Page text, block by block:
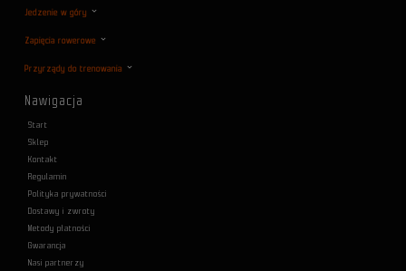
Jedzenie w góry
Zapięcia rowerowe
Przyrządy do trenowania
Nawigacja
Start
Sklep
Kontakt
Regulamin
Polityka prywatności
Dostawy i zwroty
Metody płatności
Gwarancja
Nasi partnerzy